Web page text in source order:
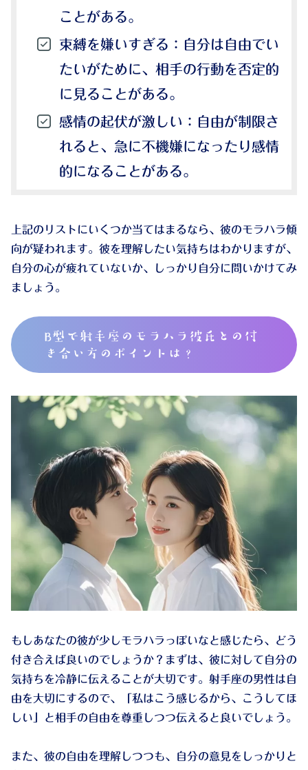
ことがある。
束縛を嫌いすぎる ：自分は自由でい
たいがために、相手の行動を否定的
に見ることがある。
感情の起伏が激しい ：自由が制限さ
れると、急に不機嫌になったり感情
的になることがある。
上記のリストにいくつか当てはまるなら、彼のモラハラ傾
向が疑われます。彼を理解したい気持ちはわかりますが、
自分の心が疲れていないか、しっかり自分に問いかけてみ
ましょう。
B型で射手座のモラハラ彼氏との付
き合い方のポイントは？
もしあなたの彼が少しモラハラっぽいなと感じたら、どう
付き合えば良いのでしょうか？まずは、彼に対して自分の
気持ちを冷静に伝えることが大切です。射手座の男性は自
由を大切にするので、「私はこう感じるから、こうしてほ
しい」と相手の自由を尊重しつつ伝えると良いでしょう。
また、彼の自由を理解しつつも、自分の意見をしっかりと